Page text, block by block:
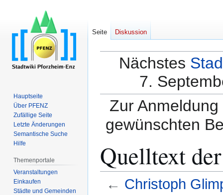
Nächstes
7.
Zur
gewünschten
Quelltext
← Christoph
Seite Diskussion
Hauptseite
Über PFENZ
Zufällige Seite
Letzte Änderungen
Semantische Suche
Hilfe
Themenportale
Veranstaltungen
Einkaufen
Städte und Gemeinden